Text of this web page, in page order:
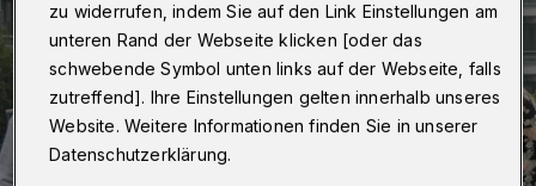
zu widerrufen, indem Sie auf den Link Einstellungen am
unteren Rand der Webseite klicken [oder das
schwebende Symbol unten links auf der Webseite, falls
zutreffend]. Ihre Einstellungen gelten innerhalb unseres
Website. Weitere Informationen finden Sie in unserer
Datenschutzerklärung.